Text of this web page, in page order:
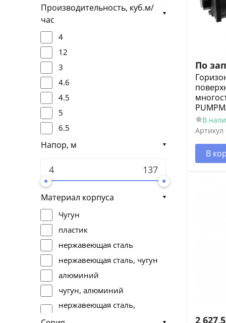
Производительность, куб.м/
час
4
12
3
4.6
4.5
5
6.5
3.3
2.7
50
40
1.5
7.6
5.4
6.6
9
Напор, м
Материал корпуса
Чугун
пластик
нержавеющая сталь
нержавеющая сталь, чугун
алюминий
чугун, алюминий
нержавеющая сталь,
По
В
Артикул
В
2